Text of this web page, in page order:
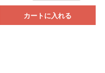
カートに入れる